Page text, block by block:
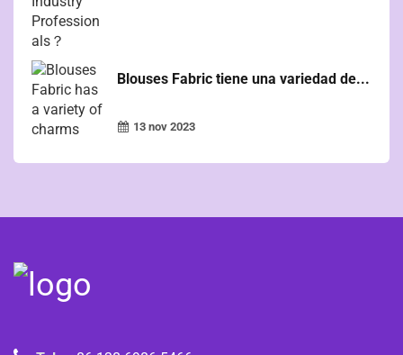
Blouses Fabric tiene una variedad de...
13 nov 2023